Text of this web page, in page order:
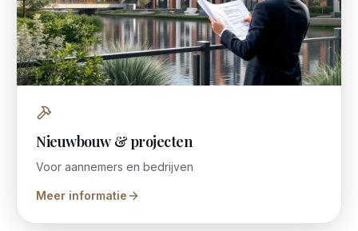
Nieuwbouw & projecten
Voor aannemers en bedrijven
Meer informatie